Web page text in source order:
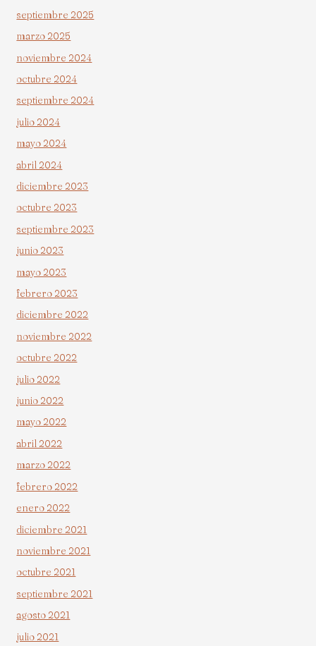
septiembre 2025
marzo 2025
noviembre 2024
octubre 2024
septiembre 2024
julio 2024
mayo 2024
abril 2024
diciembre 2023
octubre 2023
septiembre 2023
junio 2023
mayo 2023
febrero 2023
diciembre 2022
noviembre 2022
octubre 2022
julio 2022
junio 2022
mayo 2022
abril 2022
marzo 2022
febrero 2022
enero 2022
diciembre 2021
noviembre 2021
octubre 2021
septiembre 2021
agosto 2021
julio 2021